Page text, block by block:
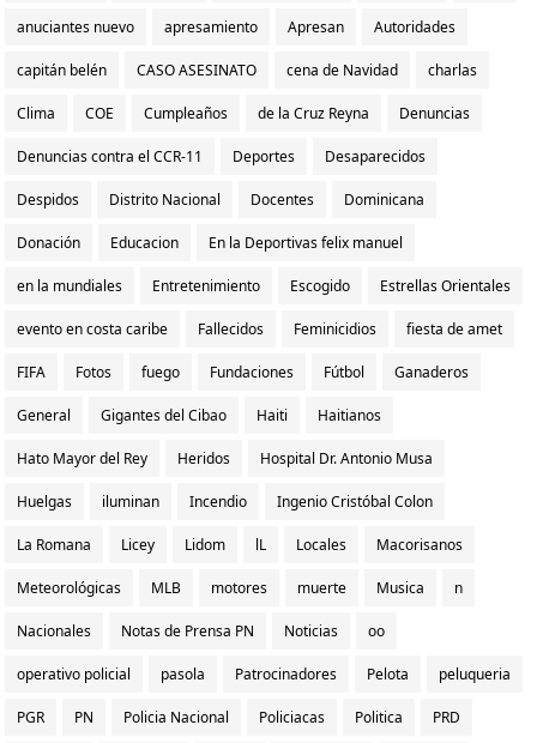
anuciantes nuevo apresamiento Apresan Autoridades
capitán belén CASO ASESINATO cena de Navidad charlas
Clima COE Cumpleaños de la Cruz Reyna Denuncias
Denuncias contra el CCR-11 Deportes Desaparecidos
Despidos Distrito Nacional Docentes Dominicana
Donación Educacion En la Deportivas felix manuel
en la mundiales Entretenimiento Escogido Estrellas Orientales
evento en costa caribe Fallecidos Feminicidios fiesta de amet
FIFA Fotos fuego Fundaciones Fútbol Ganaderos
General Gigantes del Cibao Haiti Haitianos
Hato Mayor del Rey Heridos Hospital Dr. Antonio Musa
Huelgas iluminan Incendio Ingenio Cristóbal Colon
La Romana Licey Lidom lL Locales Macorisanos
Meteorológicas MLB motores muerte Musica n
Nacionales Notas de Prensa PN Noticias oo
operativo policial pasola Patrocinadores Pelota peluqueria
PGR PN Policia Nacional Policiacas Politica PRD